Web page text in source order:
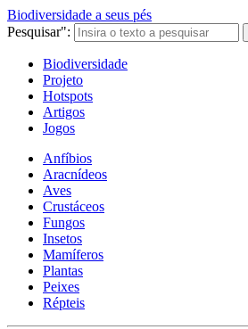
Biodiversidade a seus pés
Pesquisar":
Biodiversidade
Projeto
Hotspots
Artigos
Jogos
Anfíbios
Aracnídeos
Aves
Crustáceos
Fungos
Insetos
Mamíferos
Plantas
Peixes
Répteis